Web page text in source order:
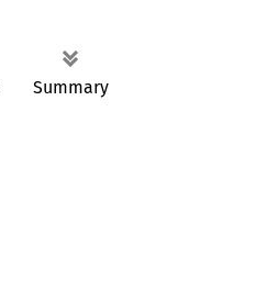
Summary